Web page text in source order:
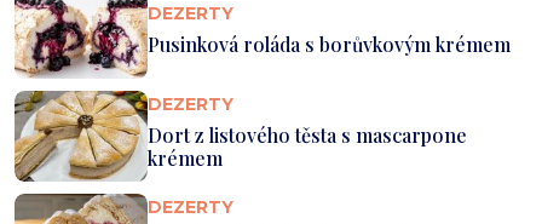
DEZERTY
Pusinková roláda s borůvkovým krémem
DEZERTY
Dort z listového těsta s mascarpone
krémem
DEZERTY